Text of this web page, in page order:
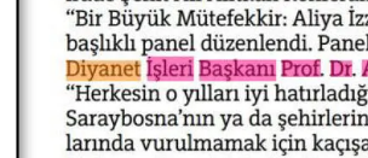
Osmaniye Müftülüğü
Rize Müftülüğü